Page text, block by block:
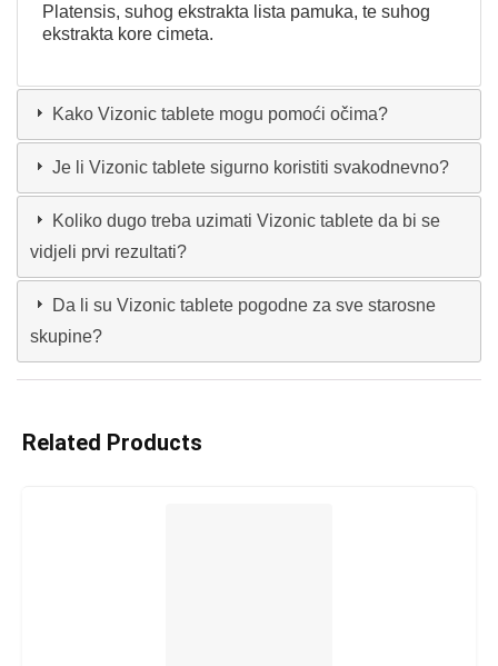
Platensis, suhog ekstrakta lista pamuka, te suhog
ekstrakta kore cimeta.
Kako Vizonic tablete mogu pomoći očima?
Je li Vizonic tablete sigurno koristiti svakodnevno?
Koliko dugo treba uzimati Vizonic tablete da bi se
vidjeli prvi rezultati?
Da li su Vizonic tablete pogodne za sve starosne
skupine?
Related Products